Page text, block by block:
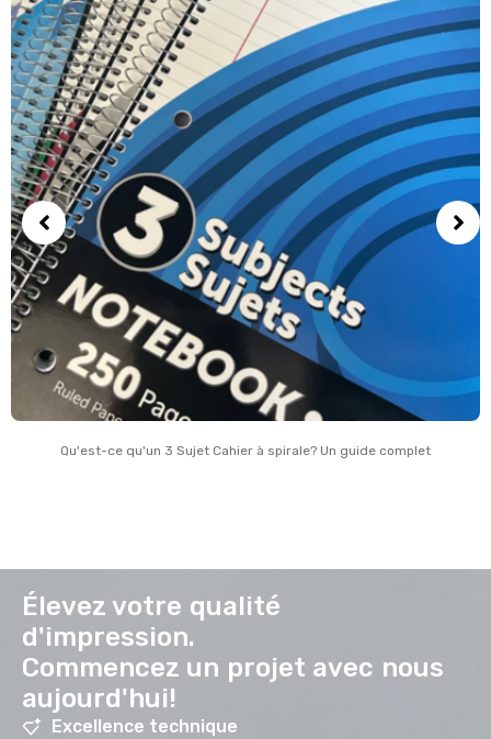
Qu'est-ce qu'un 3 Sujet Cahier à spirale? Un guide complet
Élevez votre qualité
d'impression.
Commencez un projet avec nous
aujourd'hui!
Excellence technique